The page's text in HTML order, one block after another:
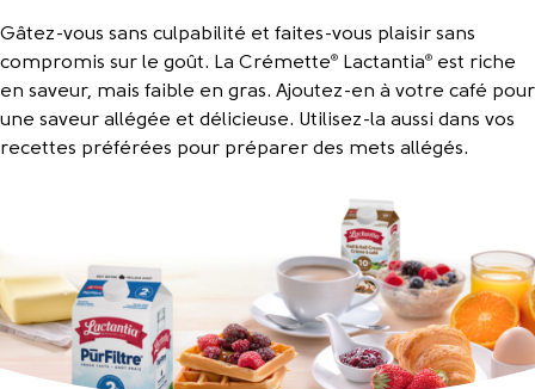
Gâtez-vous sans culpabilité et faites-vous plaisir sans
compromis sur le goût. La Crémette® Lactantia®
est riche
en saveur, mais faible en gras. Ajoutez-en à votre café pour
une saveur allégée et délicieuse. Utilisez-la aussi dans vos
recettes préférées pour préparer des mets allégés.